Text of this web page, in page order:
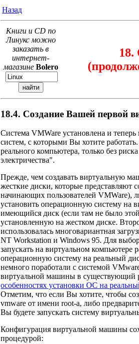
Назад
Книги и CD по
Линукс можно
заказать в
интернет-
магазине Bolero
18.4. Создание Вашей первой
Система VMWare установлена и
систем, с которыми Вы хотите
реального компьютера, только без
электричества".
Прежде, чем создавать виртуальную
жесткие диски, которые представляют
начинающих пользователей VMWare),
установить операционную систему на
имеющийся диск (если там не было
установленную на жестком диске.
использовалась многовариантная
NT Workstation и Windows 95. Для
запускать на виртуальном
операционную систему на реальный
немного поработали с системой
виртуальной машины в существующий
особенностях установки ОС на
Отметим, что если Вы хотите, чтобы
vmware от имени root-а, либо
Вы будете запускать систему
Конфигурация виртуальной машины
процедурой: